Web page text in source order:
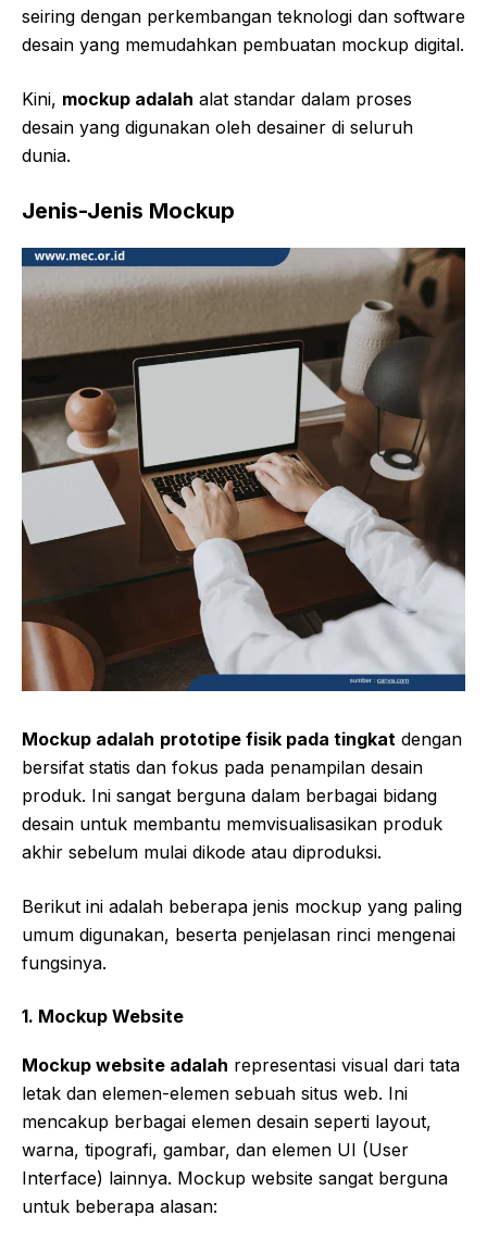
seiring dengan perkembangan teknologi dan software
desain yang memudahkan pembuatan mockup digital.
Kini, mockup adalah alat standar dalam proses
desain yang digunakan oleh desainer di seluruh
dunia.
Jenis-Jenis Mockup
Mockup adalah prototipe fisik pada tingkat dengan
bersifat statis dan fokus pada penampilan desain
produk. Ini sangat berguna dalam berbagai bidang
desain untuk membantu memvisualisasikan produk
akhir sebelum mulai dikode atau diproduksi.
Berikut ini adalah beberapa jenis mockup yang paling
umum digunakan, beserta penjelasan rinci mengenai
fungsinya.
1. Mockup Website
Mockup website adalah representasi visual dari tata
letak dan elemen-elemen sebuah situs web. Ini
mencakup berbagai elemen desain seperti layout,
warna, tipografi, gambar, dan elemen UI (User
Interface) lainnya. Mockup website sangat berguna
untuk beberapa alasan: